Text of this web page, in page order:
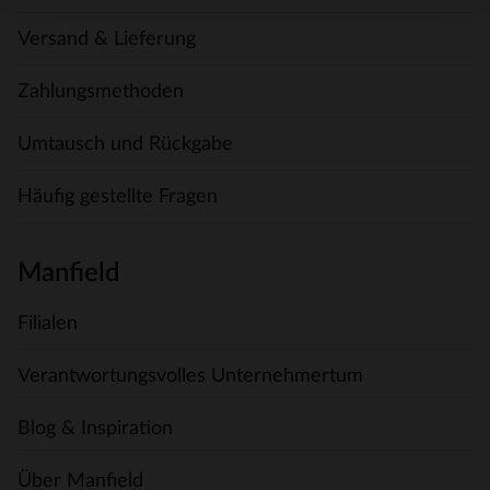
Versand & Lieferung
Zahlungsmethoden
Umtausch und Rückgabe
Häufig gestellte Fragen
Manfield
Filialen
Verantwortungsvolles Unternehmertum
Blog & Inspiration
Über Manfield